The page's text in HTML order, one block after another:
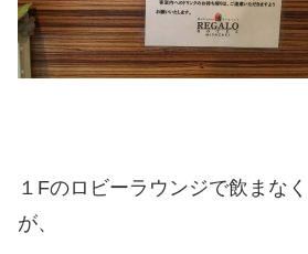
１Fのロビーラウンジで飲まな
が、